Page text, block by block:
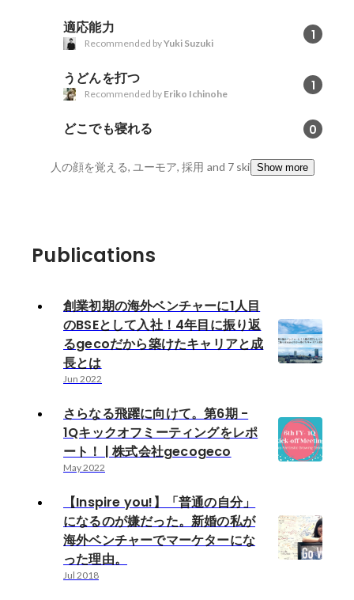
適応能力 1
Recommended byYuki Suzuki
うどんを打つ 1
Recommended by Eriko Ichinohe
どこでも寝れる 0
人の顔を覚える, ユーモア, 採用 and 7 skillsShow more
Publications
創業初期の海外ベンチャーに1人目
のBSEとして入社！4年目に振り返
るgecoだから築けたキャリアと成
長とは
Jun 2022
さらなる飛躍に向けて。第6期 -
1Qキックオフミーティングをレポ
ート！ | 株式会社gecogeco
May 2022
【Inspire you!】「普通の自分」
になるのが嫌だった。新婚の私が
海外ベンチャーでマーケターにな
った理由。
Jul 2018